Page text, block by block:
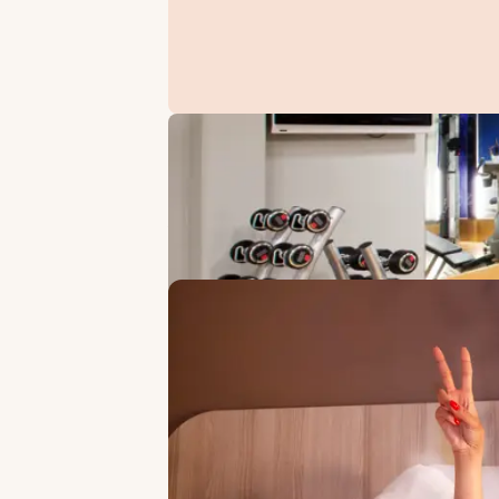
ANGEBOTE